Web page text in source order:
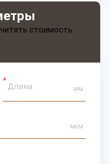
стоимость
мм
мкм